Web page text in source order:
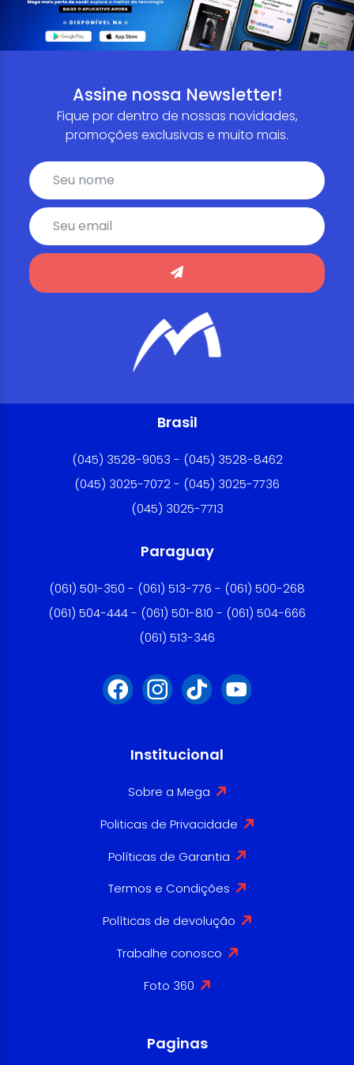
Assine nossa Newsletter!
Fique por dentro de nossas novidades,
promoções exclusivas e muito mais.
Brasil
(045) 3528-9053 - (045) 3528-8462
(045) 3025-7072 - (045) 3025-7736
(045) 3025-7713
Paraguay
(061) 501-350 - (061) 513-776 - (061) 500-268
(061) 504-444 - (061) 501-810 - (061) 504-666
(061) 513-346
Institucional
Sobre a Mega
Politicas de Privacidade
Políticas de Garantia
Termos e Condições
Políticas de devolução
Trabalhe conosco
Foto 360
Paginas